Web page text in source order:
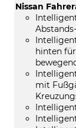
Nissan
hinten
mit